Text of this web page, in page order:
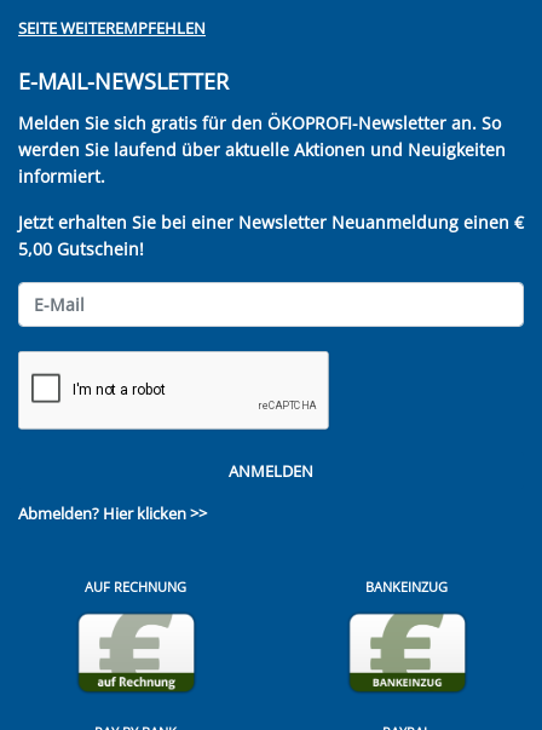
SEITE WEITEREMPFEHLEN
E-MAIL-NEWSLETTER
Melden Sie sich gratis für den ÖKOPROFI-Newsletter an. So
werden Sie laufend über aktuelle Aktionen und Neuigkeiten
informiert.
Jetzt erhalten Sie bei einer Newsletter Neuanmeldung einen €
5,00 Gutschein!
ANMELDEN
Abmelden? Hier klicken >>
AUF RECHNUNG BANKEINZUG